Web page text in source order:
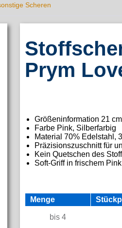
Scheren
Prym
Größeninformation 21 cm
Farbe Pink, Silberfarbig
Material70% Edelstahl,
Präzisionszuschnitt für
Kein Quetschen des
Soft-Griff in frischem Pink
Menge
bis4